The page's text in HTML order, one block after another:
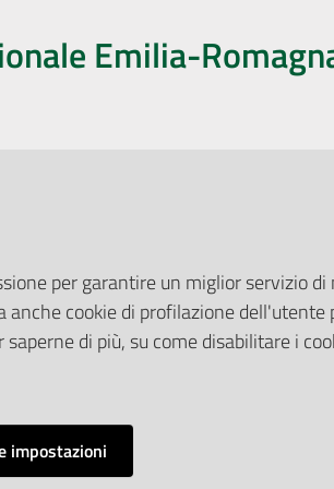
Emilia-
il Pubblico
Pubblicità legale
Albo Pretorio
Privacy Policy
Attuazione Misure
per garantire un miglior servizio
cookie di profilazione
di più, su come disabilitare i
impostazioni